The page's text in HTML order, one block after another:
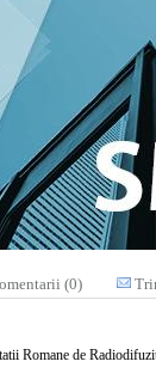
(0)
Romane de